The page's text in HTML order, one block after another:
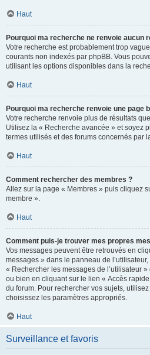
Haut
Pourquoi ma recherche ne renvoie aucun
Votre recherche est probablement trop
courants non indexés par phpBB. Vous
utilisant les options disponibles dans la
Haut
Pourquoi ma recherche renvoie une page
Votre recherche renvoie plus de résultats
Utilisez la « Recherche avancée » et soyez
termes utilisés et des forums concernés par
Haut
Comment rechercher des membres ?
Allez sur la page « Membres » puis cliquez
membre ».
Haut
Comment puis-je trouver mes propres
Vos messages peuvent être retrouvés en
messages » dans le panneau de
« Rechercher les messages de l’utilisateur
ou bien en cliquant sur le lien « Accès
du forum. Pour rechercher vos sujets,
choisissez les paramètres appropriés.
Haut
Surveillance et favoris